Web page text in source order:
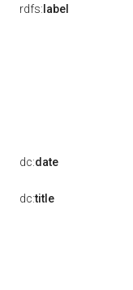
rdfs: label
dc:date
dc:title